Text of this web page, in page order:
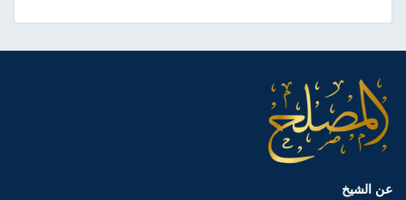
عن الشيخ